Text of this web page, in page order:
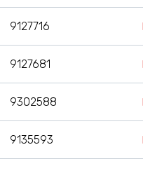
9127716
9127681
9302588
9135593